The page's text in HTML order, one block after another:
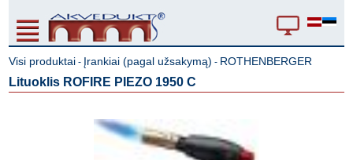
Visi produktai - Įrankiai (pagal užsakymą) - ROTHENBERGER
Lituoklis ROFIRE PIEZO 1950 C